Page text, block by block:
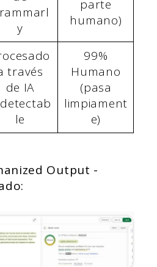
y
parte
humano)
través
de IA
le
99%
Humano
(pasa
limpiament
e)
Output -